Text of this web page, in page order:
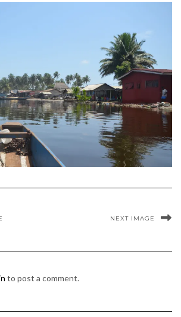
NEXT IMAGE
to post a comment.